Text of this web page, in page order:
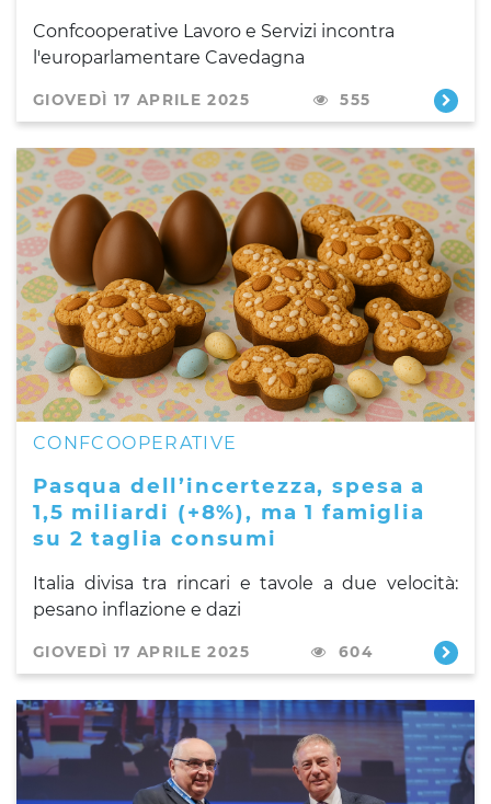
Confcooperative Lavoro e Servizi incontra
l'europarlamentare Cavedagna
GIOVEDÌ 17 APRILE 2025 555
CONFCOOPERATIVE
Pasqua dell’incertezza, spesa a
1,5 miliardi (+8%), ma 1 famiglia
su 2 taglia consumi
Italia divisa tra rincari e tavole a due velocità:
pesano inflazione e dazi
GIOVEDÌ 17 APRILE 2025 604